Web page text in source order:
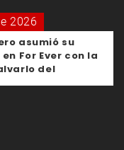
2026
asumió su
For Ever con la
del